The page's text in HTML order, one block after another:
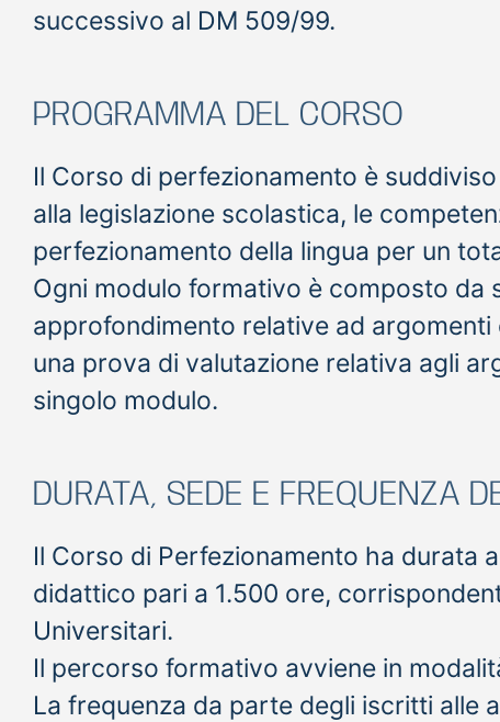
successivo al DM 509/99.
PROGRAMMA DEL CORSO
Il Corso di perfezionamento è
alla legislazione scolastica, le
perfezionamento della lingua per un
Ogni modulo formativo è composto da
approfondimento relative ad
una prova di valutazione relativa agli
singolo modulo.
DURATA, SEDE E FREQUENZA
Il Corso di Perfezionamento ha durata
didattico pari a 1.500 ore,
Universitari.
Il percorso formativo avviene in
La frequenza da parte degli iscritti alle